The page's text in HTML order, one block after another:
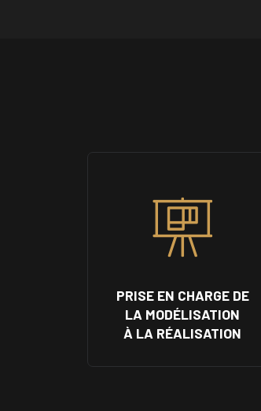
PRISE EN CHARGE DE
LA MODÉLISATION
À LA RÉALISATION